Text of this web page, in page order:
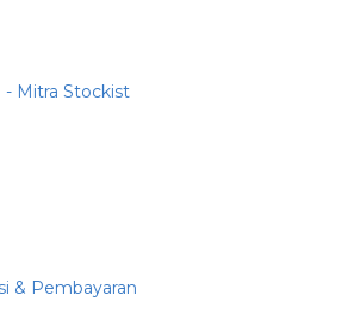
- Mitra Stockist
& Pembayaran